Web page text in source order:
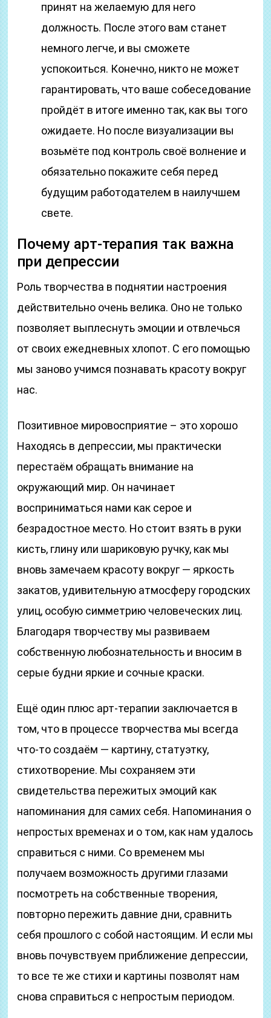
принят на желаемую для него
должность. После этого вам станет
немного легче, и вы сможете
успокоиться. Конечно, никто не может
гарантировать, что ваше собеседование
пройдёт в итоге именно так, как вы того
ожидаете. Но после визуализации вы
возьмёте под контроль своё волнение и
обязательно покажите себя перед
будущим работодателем в наилучшем
свете.
Почему арт-терапия так важна
при депрессии
Роль творчества в поднятии настроения
действительно очень велика. Оно не только
позволяет выплеснуть эмоции и отвлечься
от своих ежедневных хлопот. С его помощью
мы заново учимся познавать красоту вокруг
нас.
Позитивное мировосприятие – это хорошо
Находясь в депрессии, мы практически
перестаём обращать внимание на
окружающий мир. Он начинает
восприниматься нами как серое и
безрадостное место. Но стоит взять в руки
кисть, глину или шариковую ручку, как мы
вновь замечаем красоту вокруг — яркость
закатов, удивительную атмосферу городских
улиц, особую симметрию человеческих лиц.
Благодаря творчеству мы развиваем
собственную любознательность и вносим в
серые будни яркие и сочные краски.
Ещё один плюс арт-терапии заключается в
том, что в процессе творчества мы всегда
что-то создаём — картину, статуэтку,
стихотворение. Мы сохраняем эти
свидетельства пережитых эмоций как
напоминания для самих себя. Напоминания о
непростых временах и о том, как нам удалось
справиться с ними. Со временем мы
получаем возможность другими глазами
посмотреть на собственные творения,
повторно пережить давние дни, сравнить
себя прошлого с собой настоящим. И если мы
вновь почувствуем приближение депрессии,
то все те же стихи и картины позволят нам
снова справиться с непростым периодом.